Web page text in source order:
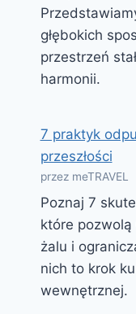
głębokich
przestrzeń
harmonii.
7 praktyk
przeszłości
przez meTRAVEL
Poznaj 7
które
żalu i
nich to krok
wewnętrznej.